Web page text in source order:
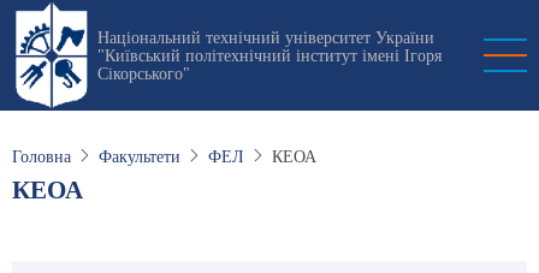
Перейти
основного
вмісту
Національний технічний університет України
"Київський політехнічний інститут імені Ігоря
Сікорського"
Головна Факультети ФЕЛ КЕОА
КЕОА